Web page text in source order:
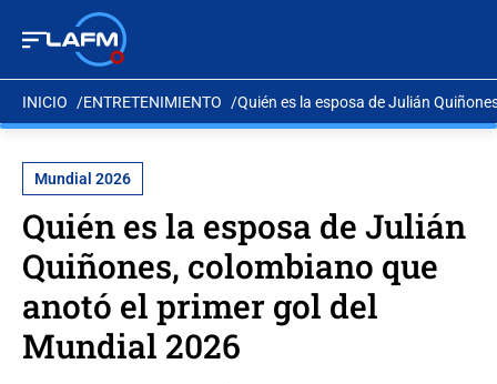
INICIO ENTRETENIMIENTO Quién es la esposa de Julián
Mundial 2026
Quién es la esposa de Julián
Quiñones, colombiano que
anotó el primer gol del
Mundial 2026